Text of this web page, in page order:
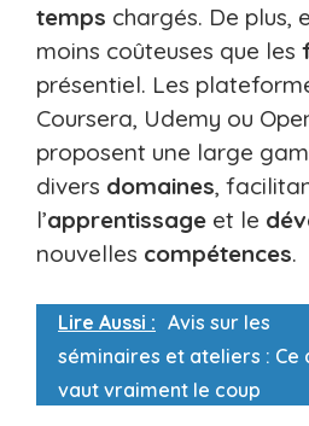
temps chargés. De plus,
moins coûteuses que les
présentiel. Les
Coursera, Udemy ou
proposent une large
divers domaines,
l’apprentissage et le
nouvelles compétences.
Lire Aussi : Avis sur les
séminaires et ateliers : Ce
vaut vraiment le coup